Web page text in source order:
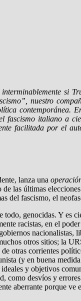
si
nuestro
contemporánea.
fascismo italiano a
facilitada por el
lanza una
las últimas
del fascismo, el
genocidas. Y es
racistas, en el
nacionalistas,
otros sitios; la
otras corrientes
(y en buena
y objetivos
como desvíos y
aberrante porque